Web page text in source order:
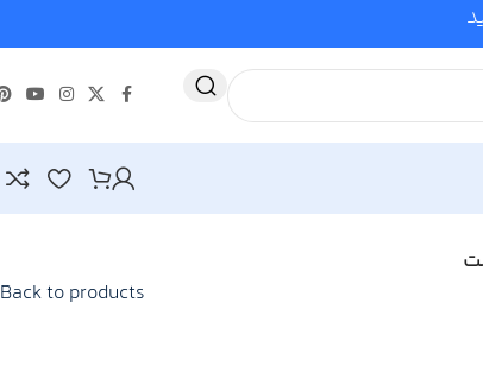
Back to products